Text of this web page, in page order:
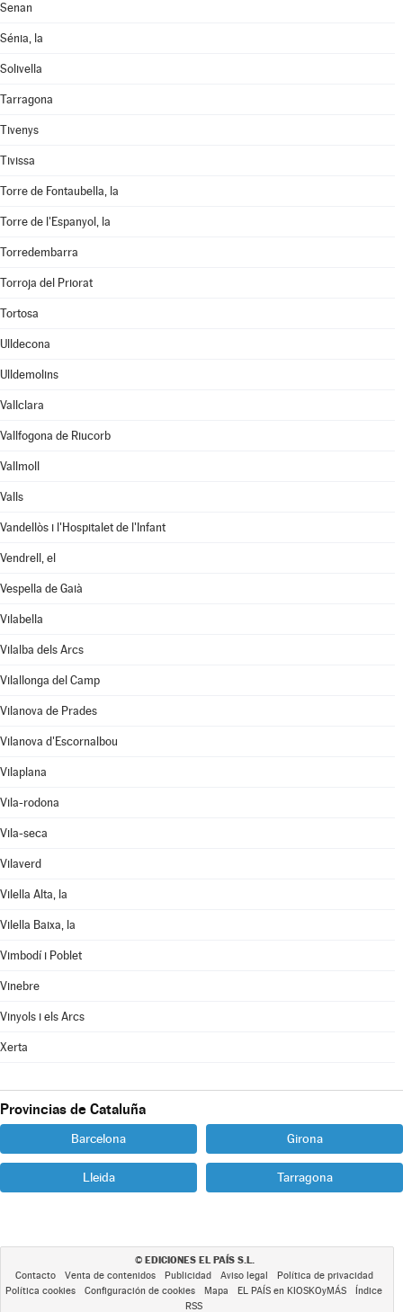
Senan
Sénia, la
Solivella
Tarragona
Tivenys
Tivissa
Torre de Fontaubella, la
Torre de l'Espanyol, la
Torredembarra
Torroja del Priorat
Tortosa
Ulldecona
Ulldemolins
Vallclara
Vallfogona de Riucorb
Vallmoll
Valls
Vandellòs i l'Hospitalet de l'Infant
Vendrell, el
Vespella de Gaià
Vilabella
Vilalba dels Arcs
Vilallonga del Camp
Vilanova de Prades
Vilanova d'Escornalbou
Vilaplana
Vila-rodona
Vila-seca
Vilaverd
Vilella Alta, la
Vilella Baixa, la
Vimbodí i Poblet
Vinebre
Vinyols i els Arcs
Xerta
Provincias de Cataluña
Barcelona Girona
Lleida Tarragona
© EDICIONES EL PAÍS S.L.
Contacto Venta de contenidos Publicidad Aviso legal
Política de privacidad
Política cookies
Configuración de cookies Mapa EL PAÍS en KIOSKOyMÁS
Índice
RSS